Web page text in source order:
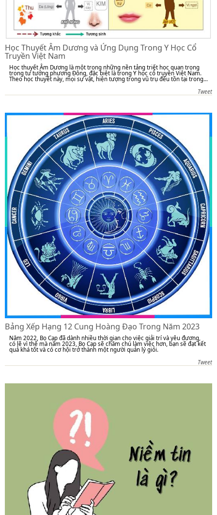
Học Thuyết Âm Dương và Ứng Dụng Trong Y Học Cổ
Truyền Việt Nam
Học thuyết Âm Dương là một trong những nền tảng triết học quan trọng
trong tư tưởng phương Đông, đặc biệt là trong Y học cổ truyền Việt Nam.
Theo học thuyết này, mọi sự vật, hiện tượng trong vũ trụ đều tồn tại trong...
Tweet
Bảng Xếp Hạng 12 Cung Hoàng Đạo Trong Năm 2023
Năm 2022, Bọ Cạp đã dành nhiều thời gian cho việc giải trí và yêu đương,
có lẽ vì thế mà năm 2023, Bọ Cạp sẽ chăm chú làm việc hơn, bạn sẽ đạt kết
quả khá tốt và có cơ hội trở thành một người quản lý giỏi.
Tweet